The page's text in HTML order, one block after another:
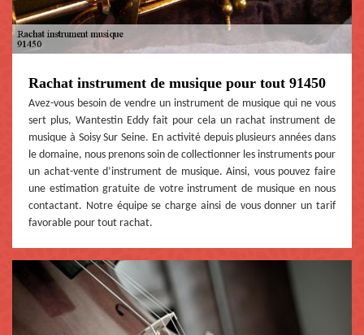
Rachat instrument de musique pour tout 91450
Avez-vous besoin de vendre un instrument de musique qui ne vous
sert plus, Wantestin Eddy fait pour cela un rachat instrument de
musique à Soisy Sur Seine. En activité depuis plusieurs années dans
le domaine, nous prenons soin de collectionner les instruments pour
un achat-vente d’instrument de musique. Ainsi, vous pouvez faire
une estimation gratuite de votre instrument de musique en nous
contactant. Notre équipe se charge ainsi de vous donner un tarif
favorable pour tout rachat.